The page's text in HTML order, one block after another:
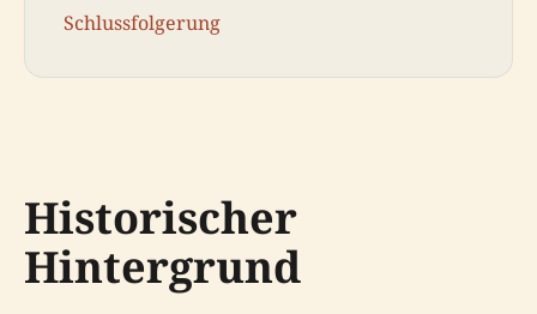
Schlussfolgerung
Historischer
Hintergrund